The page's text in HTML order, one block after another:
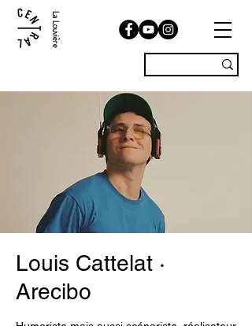
La Louvière
Louis Cattelat ·
Arecibo